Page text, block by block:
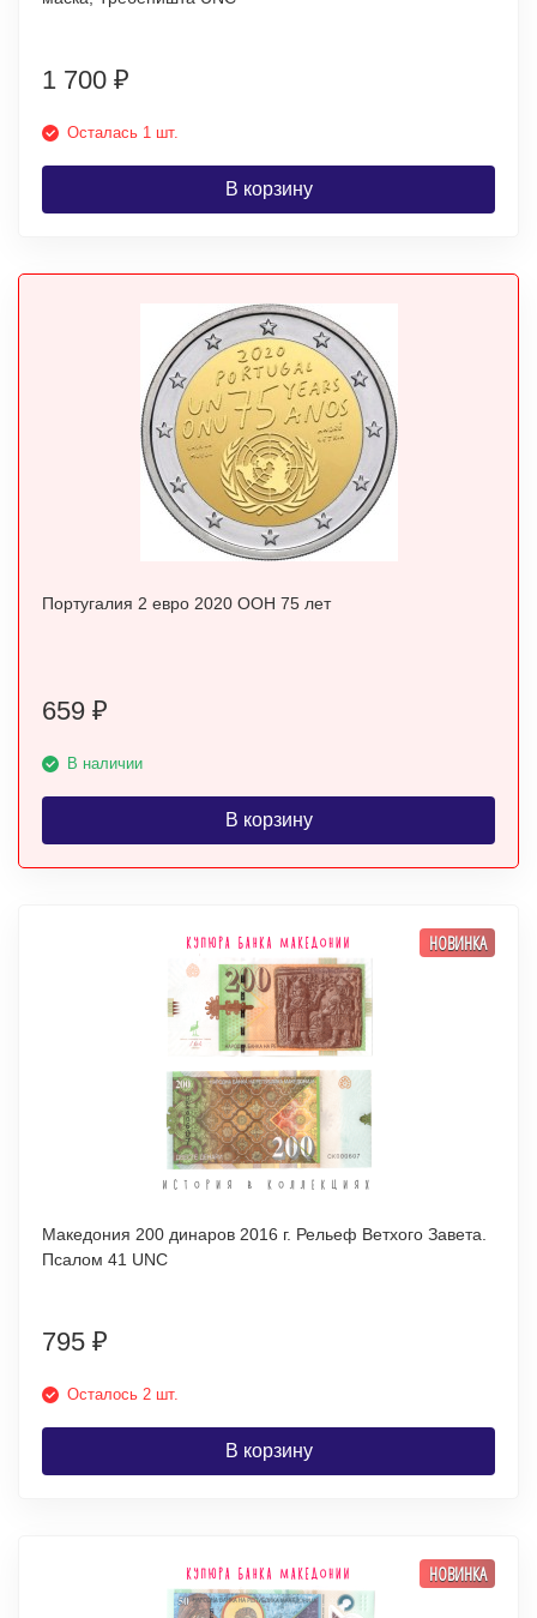
1 700 ₽
Осталась 1 шт.
В корзину
Португалия 2 евро 2020 ООН 75 лет
659 ₽
В наличии
В корзину
НОВИНКА
Македония 200 динаров 2016 г. Рельеф Ветхого Завета.
Псалом 41 UNC
795 ₽
Осталось 2 шт.
В корзину
НОВИНКА